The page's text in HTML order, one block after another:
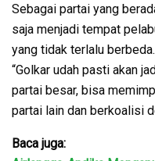
Sebagai partai yang
saja menjadi tempat
yang tidak terlalu berbeda.
“Golkar udah pasti akan
partai besar, bisa
partai lain dan berkoalisi
Baca juga: